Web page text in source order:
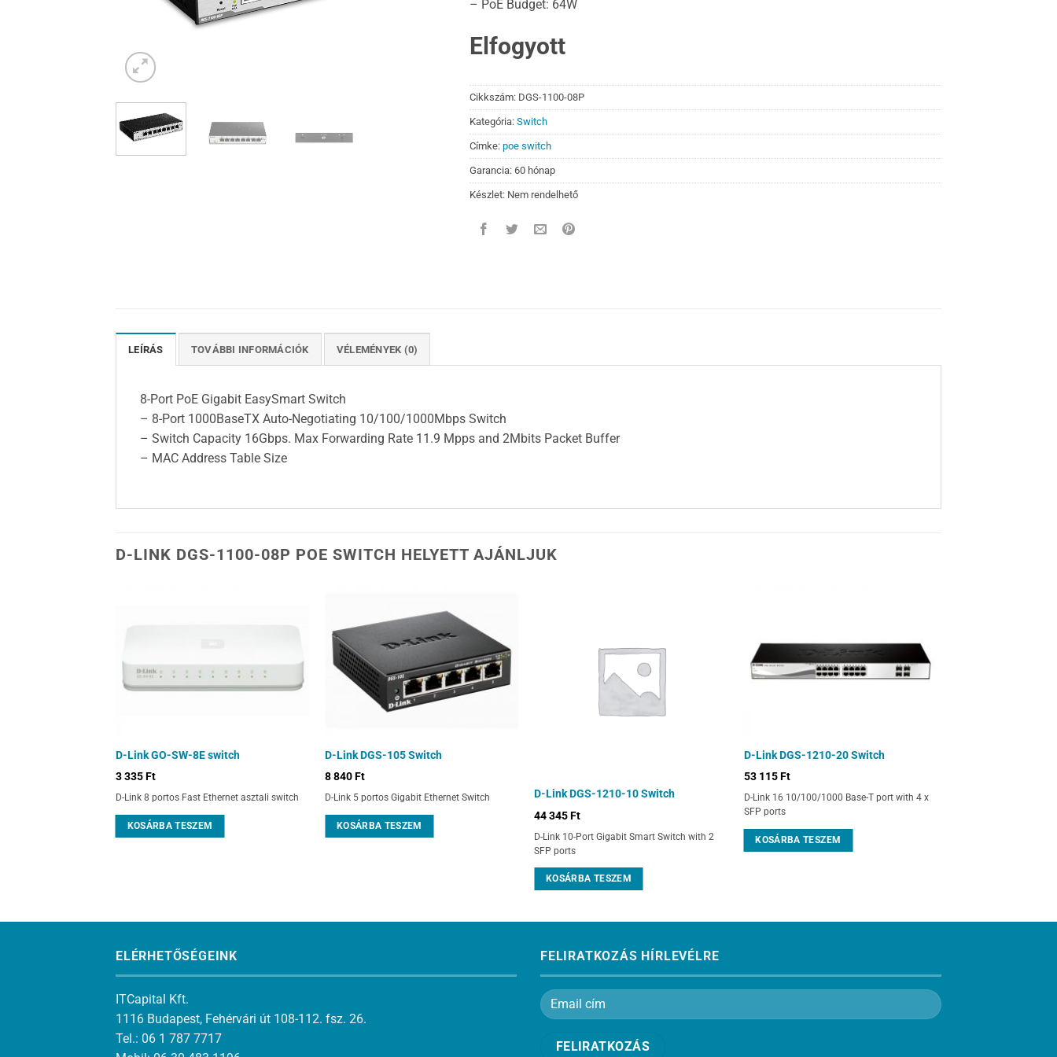
– PoE Budget: 64W
Elfogyott
Cikkszám: DGS-1100-08P
Kategória: Switch
Címke: poe switch
Garancia: 60 hónap
Készlet: Nem rendelhető
LEÍRÁS TOVÁBBI INFORMÁCIÓK VÉLEMÉNYEK (0)
8-Port PoE Gigabit EasySmart Switch
– 8-Port 1000BaseTX Auto-Negotiating 10/100/1000Mbps Switch
– Switch Capacity 16Gbps. Max Forwarding Rate 11.9 Mpps and 2Mbits Packet Buffer
– MAC Address Table Size
D-LINK DGS-1100-08P POE SWITCH HELYETT AJÁNLJUK
D-Link GO-SW-8E switch
3 335Ft
D-Link 8 portos Fast Ethernet asztali switch
KOSÁRBA TESZEM
D-Link DGS-105 Switch
8 840Ft
D-Link 5 portos Gigabit Ethernet Switch
KOSÁRBA TESZEM
D-Link DGS-1210-10 Switch
44 345Ft
D-Link 10-Port Gigabit Smart Switch with 2
SFP ports
KOSÁRBA TESZEM
D-Link DGS-1210-20 Switch
53 115Ft
D-Link 16 10/100/1000 Base-T port with 4 x
SFP ports
KOSÁRBA TESZEM
ELÉRHETŐSÉGEINK
ITCapital Kft.
1116 Budapest, Fehérvári út 108-112. fsz. 26.
Tel.: 06 1 787 7717
FELIRATKOZÁS HÍRLEVÉLRE